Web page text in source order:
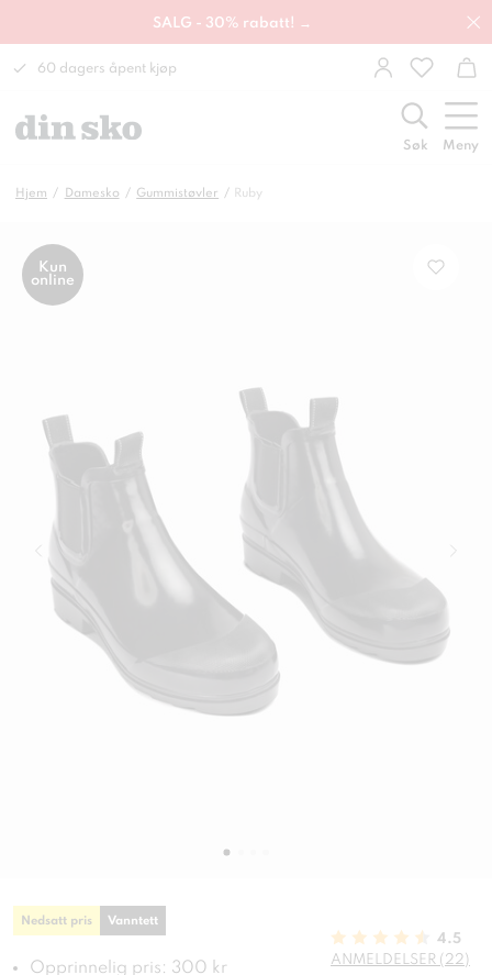
SALG - 30% rabatt! →
60 dagers åpent kjøp
Søk Meny
Hjem Damesko Gummistøvler Ruby
Kun
online
Nedsatt pris Vanntett
Opprinnelig pris: 300 kr
4.5
ANMELDELSER (22)